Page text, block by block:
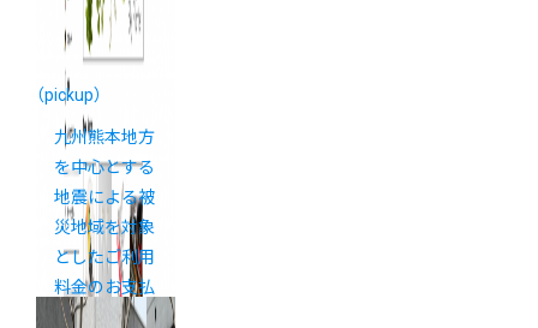
（pickup）
九州熊本地方
を中心とする
地震による被
災地域を対象
としたご利用
料金のお支払
期限延長につ